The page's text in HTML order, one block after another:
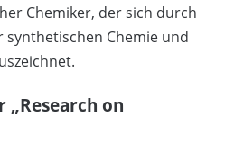
Chemiker, der sich durch
synthetischen Chemie und
on